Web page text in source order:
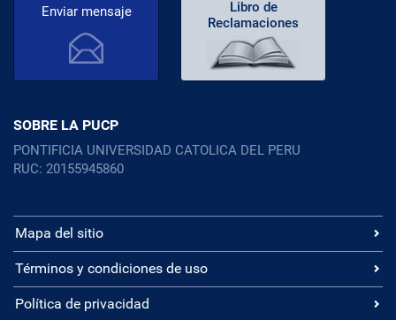
Enviar mensaje
Libro de
Reclamaciones
SOBRE LA PUCP
PONTIFICIA UNIVERSIDAD CATOLICA DEL PERU
RUC: 20155945860
Mapa del sitio
Términos y condiciones de uso
Política de privacidad